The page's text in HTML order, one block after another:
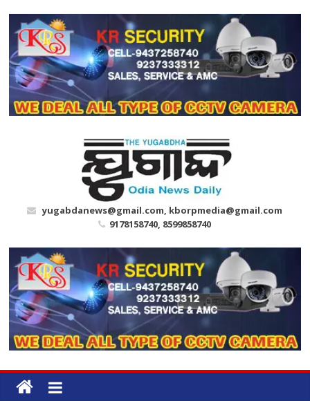
content
yugabdanews@gmail.com, kborpmedia@gmail.com
9178158740, 8599858740